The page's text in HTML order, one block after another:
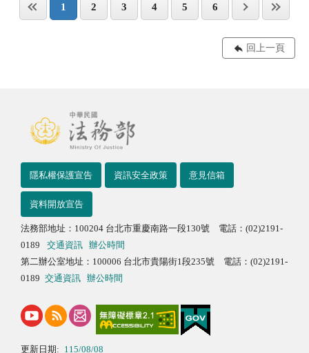
1 2 3 4 5 6
回上一頁
隱私權保護宣告 資訊安全政策 意見信箱
資料開放宣告
法務部地址：100204 台北市重慶南路一段130號 電話：(02)2191-
0189
交通資訊
辦公時間
第二辦公室地址：100006 台北市貴陽街1段235號 電話：(02)2191-
0189 交通資訊 辦公時間
更新日期: 115/08/08